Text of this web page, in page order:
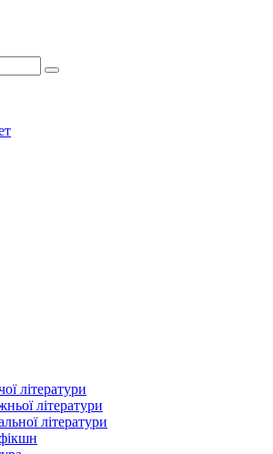
літератури
літератури
літератури